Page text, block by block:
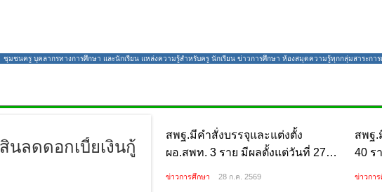
ชุมชนครู บุคลากรทางการศึกษา และนักเรียน แหล่งความรู้สำหรับครู นักเรียน ข่าวการศึกษา ห้องสมุดความรู้ทุกกลุ่มสาระกา
สพฐ.มีคำสั่งบรรจุและแต่งตั้ง ผอ.สพท. 3
ราย มีผลตั้งแต่วันที่ 27 กรกฎาคม 2569
ข่าวการศึกษา 28 ก.ค. 2569
สพฐ.
ราย
ข่าวการ